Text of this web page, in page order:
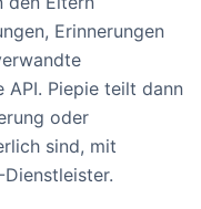
Erinnerungen
API. Piepie teilt dann
oder
sind, mit